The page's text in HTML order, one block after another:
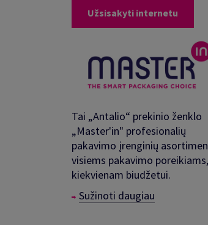
Užsisakyti internetu
Tai „Antalio“ prekinio ženklo
„Master'in" profesionalių
pakavimo įrenginių
visiems pakavimo poreikiams,
kiekvienam biudžetui.
Sužinoti daugiau